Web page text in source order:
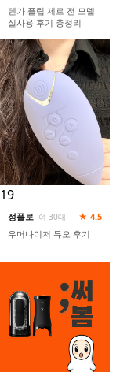
텐가 플립 제로 전 모델
실사용 후기 총정리
19
정플로 여 30대
★ 4.5
우머나이저 듀오 후기